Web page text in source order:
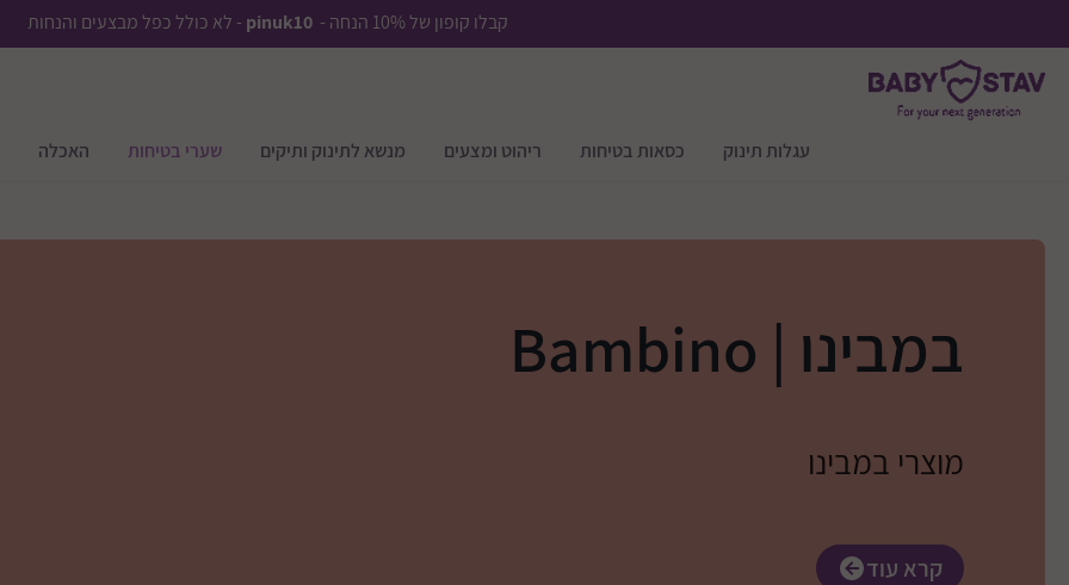
קבלו קופון של 10% הנחה - pinuk10 - לא כולל כפל מבצעים והנחות
עגלות תינוק כסאות בטיחות ריהוט ומצעים מנשא לתינוק ותיקים שערי בטיחות האכלה
במבינו | Bambino
מוצרי במבינו
קרא עוד